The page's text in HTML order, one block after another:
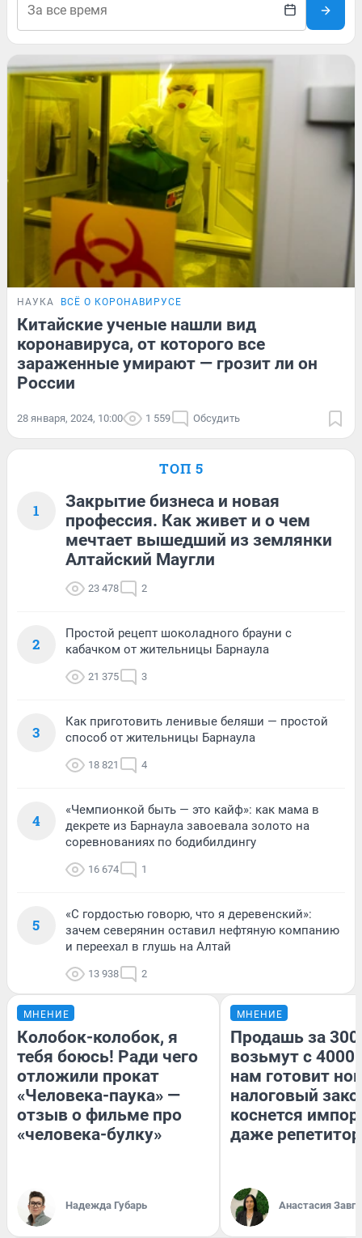
НАУКА ВСЁ О КОРОНАВИРУСЕ
Китайские ученые нашли вид
коронавируса, от которого все
зараженные умирают — грозит ли он
России
28 января, 2024, 10:00 1 559 Обсудить
ТОП 5
1
Закрытие бизнеса и новая
профессия. Как живет и о чем
мечтает вышедший из землянки
Алтайский Маугли
23 478 2
2
Простой рецепт шоколадного брауни с
кабачком от жительницы Барнаула
21 375 3
3
Как приготовить ленивые беляши — простой
способ от жительницы Барнаула
18 821 4
4
«Чемпионкой быть — это кайф»: как мама в
декрете из Барнаула завоевала золото на
соревнованиях по бодибилдингу
16 674 1
5
«С гордостью говорю, что я деревенский»:
зачем северянин оставил нефтяную компанию
и переехал в глушь на Алтай
13 938 2
МНЕНИЕ
Колобок-колобок, я
тебя боюсь! Ради чего
отложили прокат
«Человека-паука» —
отзыв о фильме про
«человека-булку»
Надежда Губарь
МНЕНИЕ
Продашь за
возьмут с
нам готовит
налоговый
коснется
даже
Анастасия